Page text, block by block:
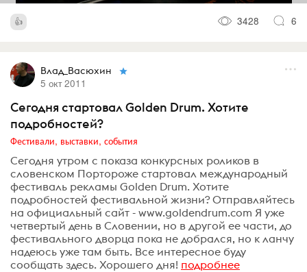
3428 6
Влад_Васюхин
5 окт 2011
Сегодня стартовал Golden Drum. Хотите
подробностей?
Фестивали, выставки, события
Сегодня утром с показа конкурсных роликов в
словенском Портороже стартовал международный
фестиваль рекламы Golden Drum. Хотите
подробностей фестивальной жизни? Отправляйтесь
на официальный сайт - www.goldendrum.com Я уже
четвертый день в Словении, но в другой ее части, до
фестивального дворца пока не добрался, но к ланчу
надеюсь уже там быть. Все интересное буду
сообщать здесь. Хорошего дня! подробнее